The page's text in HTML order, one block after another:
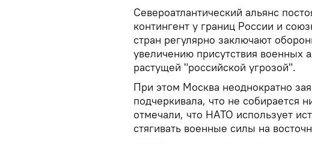
Североатлантический альянс
контингент у границ России и
стран регулярно заключают
увеличению присутствия военных
растущей "российской угрозой".
При этом Москва неоднократно
подчеркивала, что не собирается
отмечали, что НАТО использует
стягивать военные силы на